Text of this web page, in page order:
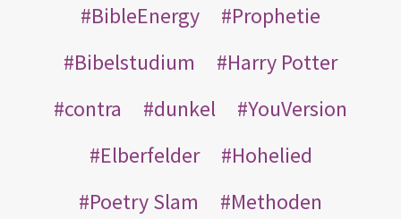
BibleEnergy
Prophetie
Bibelstudium
Harry Potter
contra
dunkel
YouVersion
Elberfelder
Hohelied
Poetry Slam
Methoden